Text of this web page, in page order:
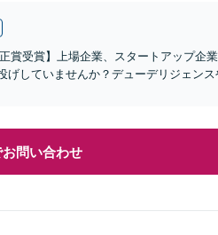
賞受賞】上場企業、スタートアップ企
げしていませんか？デューデリジェン
お問い合わせ